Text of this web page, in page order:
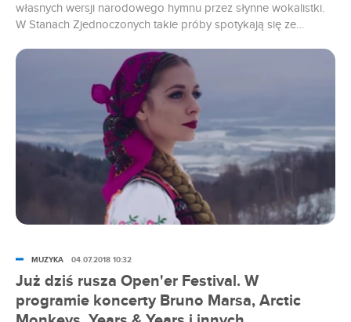
własnych wersji narodowego hymnu przez słynne wokalistki.
W Stanach Zjednoczonych takie próby spotykają się ze
Marcina Gortata do USA pojedzie zespół Tulia, żeby wystąpić
przed meczem NBA.
Już dziś rusza Open'er Festival. W
programie koncerty Bruno Marsa, Arctic
MUZYKA 04.07.2018 10:32